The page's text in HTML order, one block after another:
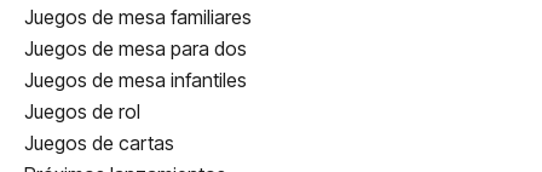
Juegos de mesa familiares
Juegos de mesa para dos
Juegos de mesa infantiles
Juegos de rol
Juegos de cartas